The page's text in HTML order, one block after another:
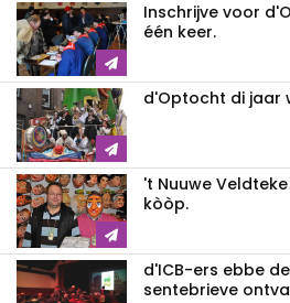
Inschrijve voor
één keer.
d'Optocht di jaar
't Nuuwe
kòòp.
d'ICB-ers ebbe
sentebrieve